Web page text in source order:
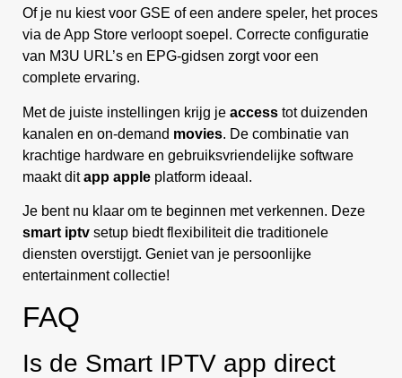
Of je nu kiest voor GSE of een andere speler, het proces
via de App Store verloopt soepel. Correcte configuratie
van M3U URL’s en EPG-gidsen zorgt voor een
complete ervaring.
Met de juiste instellingen krijg je access tot duizenden
kanalen en on-demand movies. De combinatie van
krachtige hardware en gebruiksvriendelijke software
maakt ditapp apple platform ideaal.
Je bent nu klaar om te beginnen met verkennen. Deze
smart iptv setup biedt flexibiliteit die traditionele
diensten overstijgt. Geniet van je persoonlijke
entertainment collectie!
FAQ
Is de Smart IPTV app direct